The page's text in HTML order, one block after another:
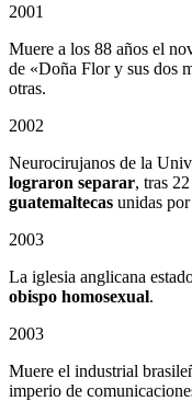
2001
Muere a los 88 años el
de «Doña Flor y sus dos
otras.
2002
Neurocirujanos de la
lograron separar, tras
guatemaltecas unidas
2003
La iglesia anglicana
obispo homosexual.
2003
Muere el industrial
imperio de